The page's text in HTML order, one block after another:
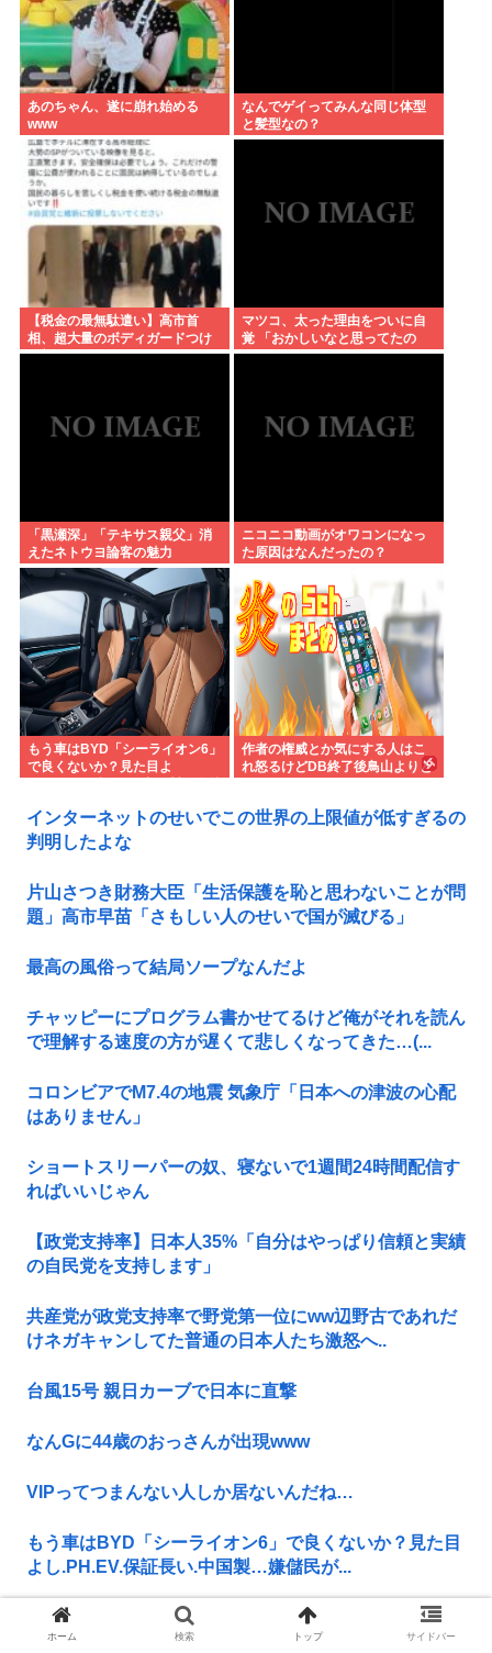
あのちゃん、遂に崩れ始める
www
なんでゲイってみんな同じ体型
と髪型なの？
【税金の最無駄遣い】高市首
相、超大量のボディガードつけ
て部屋の周りから始めるようや
マツコ、太った理由をついに自
覚 「おかしいなと思ってたの
よ、なんで？って」
「黒瀬深」「テキサス親父」消
えたネトウヨ論客の魅力
ニコニコ動画がオワコンになっ
た原因はなんだったの？
もう車はBYD「シーライオン6」
で良くないか？見た目よ
作者の権威とか気にする人はこ
れ怒るけどDB終了後鳥山よりと
インターネットのせいでこの世界の上限値が低すぎるの
判明したよな
片山さつき財務大臣「生活保護を恥と思わないことが問
題」高市早苗「さもしい人のせいで国が滅びる」
最高の風俗って結局ソープなんだよ
チャッピーにプログラム書かせてるけど俺がそれを読ん
で理解する速度の方が遅くて悲しくなってきた…(...
コロンビアでM7.4の地震 気象庁「日本への津波の心配
はありません」
ショートスリーパーの奴、寝ないで1週間24時間配信す
ればいいじゃん
【政党支持率】日本人35%「自分はやっぱり信頼と実績
の自民党を支持します」
共産党が政党支持率で野党第一位にww辺野古であれだ
けネガキャンしてた普通の日本人たち激怒へ..
台風15号 親日カーブで日本に直撃
なんGに44歳のおっさんが出現www
VIPってつまんない人しか居ないんだね…
もう車はBYD「シーライオン6」で良くないか？見た目
よし.PH.EV.保証長い.中国製…嫌儲民が...
【画像】こんな時間にAmazonで頼んでたiPhoneが届
いた！
ホーム 検索 トップ サイドバー